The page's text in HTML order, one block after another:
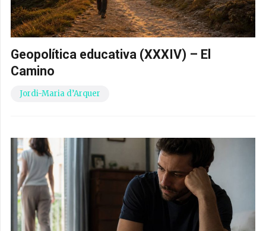
Geopolítica educativa (XXXIV) – El
Camino
Jordi-Maria d’Arquer